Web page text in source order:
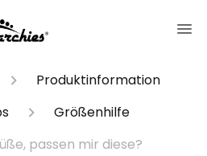
Produktinformation
Größenhilfe
passen mir diese?